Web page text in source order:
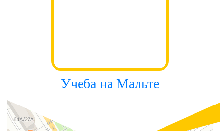
Учеба на Мальте